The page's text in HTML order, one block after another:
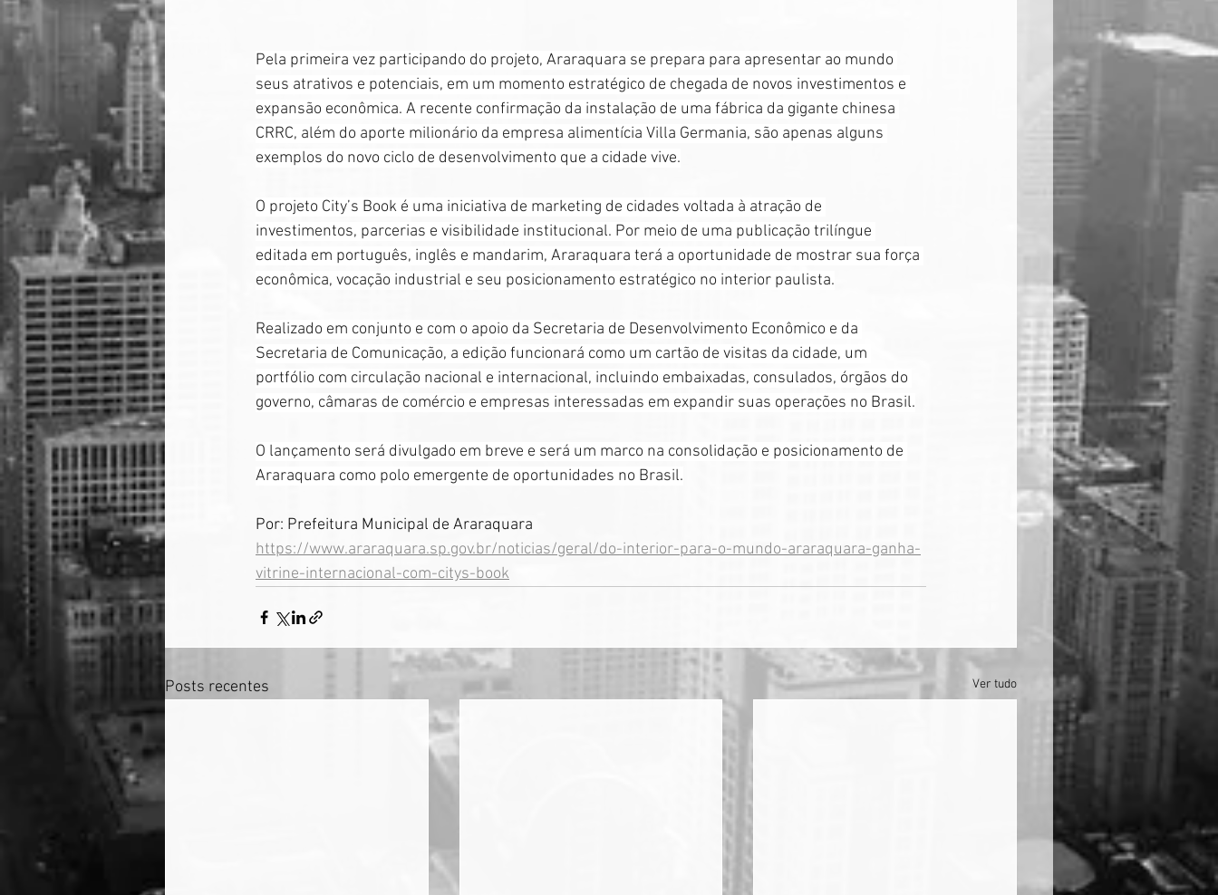
Pela primeira vez participando do projeto, Araraquara se prepara para apresentar ao mundo
seus atrativos e potenciais, em um momento estratégico de chegada de novos investimentos e
expansão econômica. A recente confirmação da instalação de uma fábrica da gigante chinesa
CRRC, além do aporte milionário da empresa alimentícia Villa Germania, são apenas alguns
exemplos do novo ciclo de desenvolvimento que a cidade vive.
O projeto City’s Book é uma iniciativa de marketing de cidades voltada à atração de
investimentos, parcerias e visibilidade institucional. Por meio de uma publicação trilíngue
editada em português, inglês e mandarim, Araraquara terá a oportunidade de mostrar sua força
econômica, vocação industrial e seu posicionamento estratégico no interior paulista.
Realizado em conjunto e com o apoio da Secretaria de Desenvolvimento Econômico e da
Secretaria de Comunicação, a edição funcionará como um cartão de visitas da cidade, um
portfólio com circulação nacional e internacional, incluindo embaixadas, consulados, órgãos do
governo, câmaras de comércio e empresas interessadas em expandir suas operações no Brasil.
O lançamento será divulgado em breve e será um marco na consolidação e posicionamento de
Araraquara como polo emergente de oportunidades no Brasil.
Por: Prefeitura Municipal de Araraquara
https://www.araraquara.sp.gov.br/noticias/geral/do-interior-para-o-mundo-araraquara-ganha-
vitrine-internacional-com-citys-book
Posts recentes Ver tudo